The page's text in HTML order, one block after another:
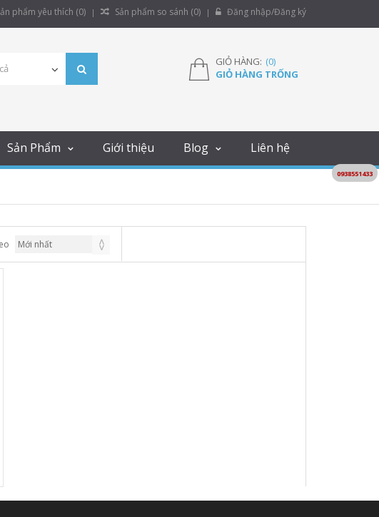
phẩm yêu thích (0) Sản phẩm so sánh (0) Đăng nhập/Đăng ký
GIỎ HÀNG: (0)
GIỎ HÀNG TRỐNG
Sản Phẩm Giới thiệu Blog Liên hệ
0938551433